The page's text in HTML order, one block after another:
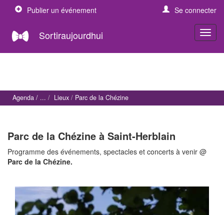
Publier un événement Se connecter
Sortiraujourdhui
Agenda Lieux Parc de la Chézine
Parc de la Chézine à Saint-Herblain
Programme des événements, spectacles et concerts à venir @
Parc de la Chézine.